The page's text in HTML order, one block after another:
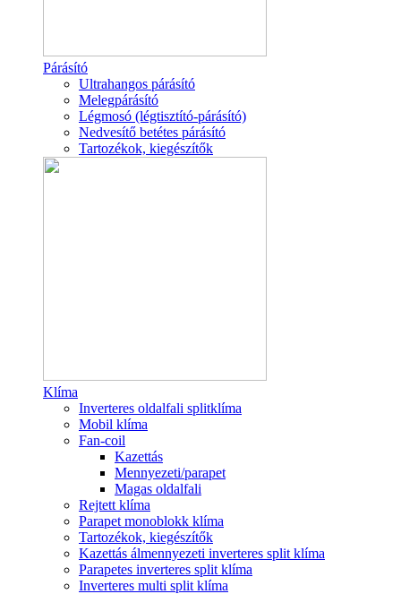
Párásító
Ultrahangos párásító
Melegpárásító
Légmosó (légtisztító-párásító)
Nedvesítő betétes párásító
Tartozékok, kiegészítők
Klíma
Inverteres oldalfali splitklíma
Mobil klíma
Fan-coil
Kazettás
Mennyezeti/parapet
Magas oldalfali
Rejtett klíma
Parapet monoblokk klíma
Tartozékok, kiegészítők
Kazettás álmennyezeti inverteres split klíma
Parapetes inverteres split klíma
Inverteres multi split klíma